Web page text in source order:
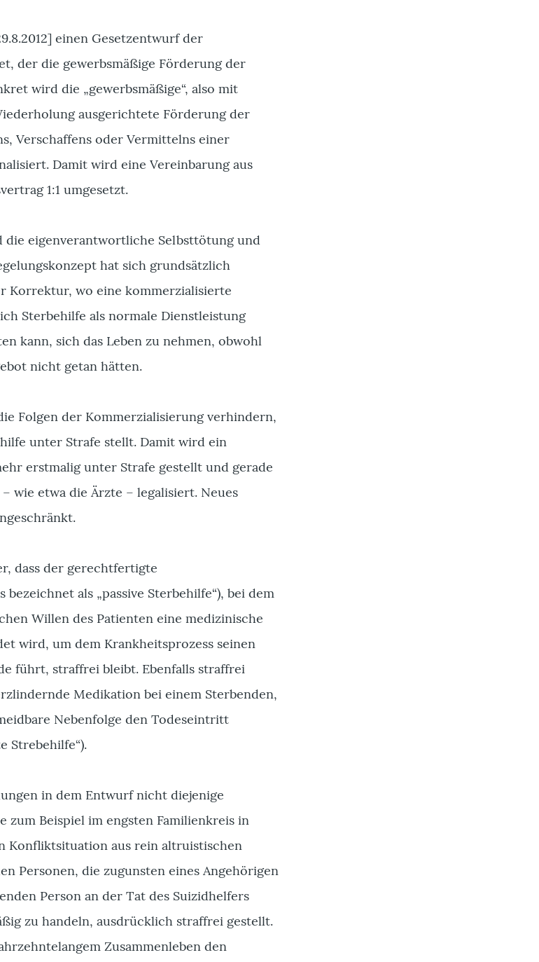
einen Gesetzentwurf der
der die gewerbsmäßige Förderung der
wird die „gewerbsmäßige“, also mit
ausgerichtete Förderung der
Verschaffens oder Vermittelns einer
Damit wird eine Vereinbarung aus
1:1 umgesetzt.
die eigenverantwortliche Selbsttötung und
hat sich grundsätzlich
Korrektur, wo eine kommerzialisierte
Sterbehilfe als normale Dienstleistung
kann, sich das Leben zu nehmen, obwohl
nicht getan hätten.
Folgen der Kommerzialisierung verhindern,
unter Strafe stellt. Damit wird ein
erstmalig unter Strafe gestellt und gerade
wie etwa die Ärzte – legalisiert. Neues
dass der gerechtfertigte
als „passive Sterbehilfe“), bei dem
Willen des Patienten eine medizinische
wird, um dem Krankheitsprozess seinen
führt, straffrei bleibt. Ebenfalls straffrei
Medikation bei einem Sterbenden,
Nebenfolge den Todeseintritt
Strebehilfe“).
in dem Entwurf nicht diejenige
Beispiel im engsten Familienkreis in
Konfliktsituation aus rein altruistischen
Personen, die zugunsten eines Angehörigen
Person an der Tat des Suizidhelfers
zu handeln, ausdrücklich straffrei gestellt.
Zusammenleben den